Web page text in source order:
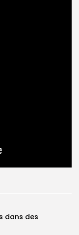
dans des